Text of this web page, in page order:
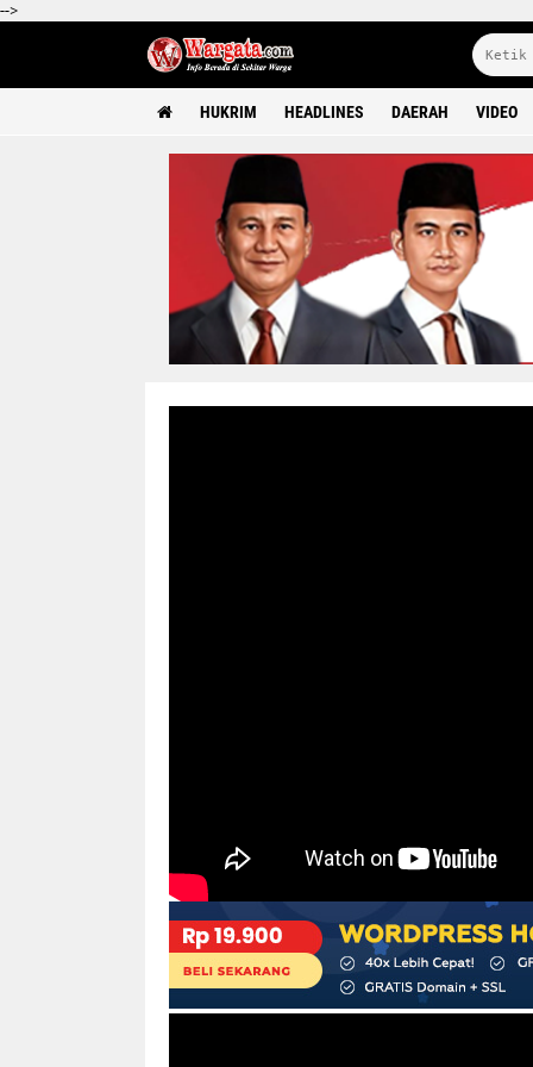
-->
HUKRIM HEADLINES DAERAH VIDEO